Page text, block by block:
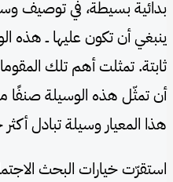
بدائية بسيطة، في توصيف
ينبغي أن تكون عليها ــ
ثابتة. تمثلت أهم تلك
أن تمثّل هذه الوسيلة صنفًا
هذا المعيار وسيلة تبادل
استقرّت خيارات البحث